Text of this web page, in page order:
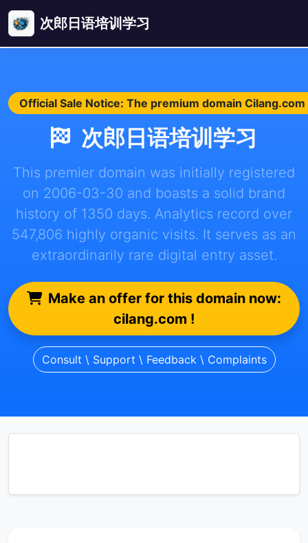
次郎日语培训学习
Official Sale Notice: The premium domain
次郎日语培训学习
This premier domain was initially registered
on 2006-03-30 and boasts a solid brand
history of 1350 days. Analytics record over
547,806 highly organic visits. It serves as an
extraordinarily rare digital entry asset.
Make an offer for this domain now:
cilang.com !
Consult \ Support \ Feedback \ Complaints